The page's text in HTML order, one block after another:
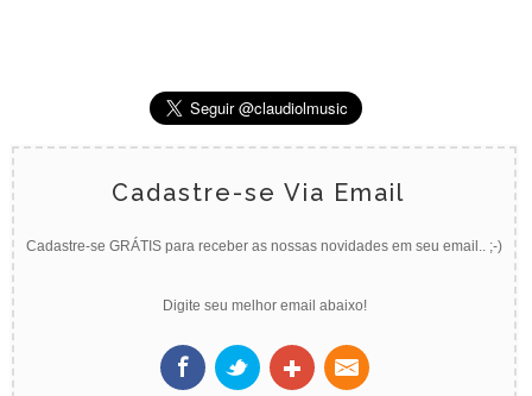
Cadastre-se Via Email
Cadastre-se GRÁTIS para receber as nossas novidades em seu email.. ;-)
Digite seu melhor email abaixo!